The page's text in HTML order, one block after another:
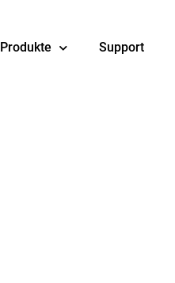
Produkte Support